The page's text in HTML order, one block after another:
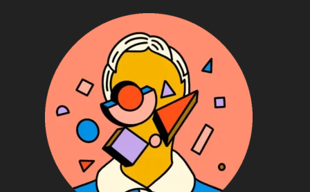
collection
détails